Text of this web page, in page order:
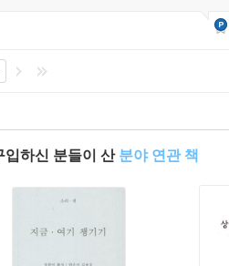
입하신 분들이 산 분야 연관 책